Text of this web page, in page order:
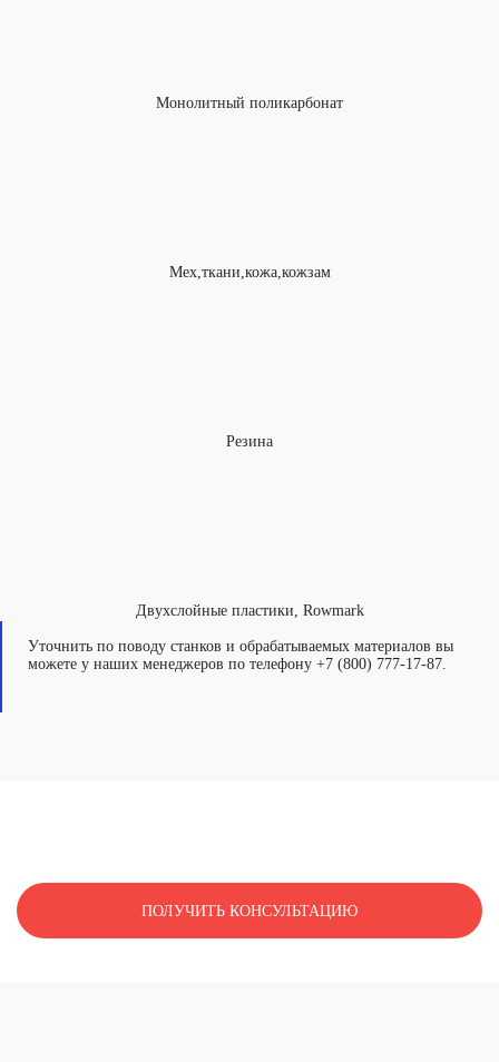
Монолитный поликарбонат
Мех,ткани,кожа,кожзам
Резина
Двухслойные пластики, Rowmark
Уточнить по поводу станков и обрабатываемых материалов вы
можете у наших менеджеров по телефону +7 (800) 777-17-87.
ПОЛУЧИТЬ КОНСУЛЬТАЦИЮ